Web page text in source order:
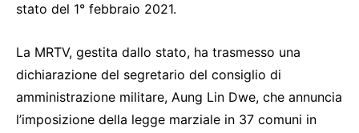
stato del 1° febbraio 2021.
La MRTV, gestita dallo stato, ha trasmesso una
dichiarazione del segretario del consiglio di
amministrazione militare, Aung Lin Dwe, che annuncia
l’imposizione della legge marziale in 37 comuni in